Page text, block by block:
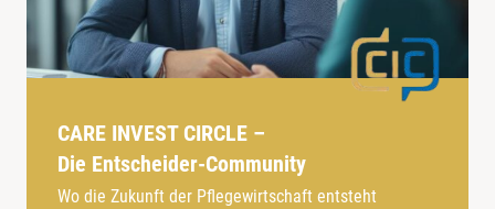
CARE INVEST CIRCLE –
Die Entscheider-Community
Wo die Zukunft der Pflegewirtschaft entsteht